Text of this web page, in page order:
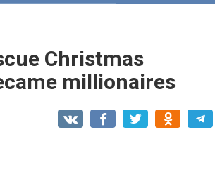
Christmas
millionaires